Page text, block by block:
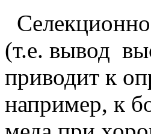
(т.е. вывод
приводит к
например, к